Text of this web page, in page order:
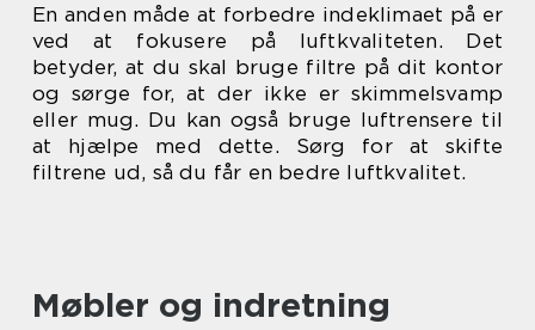
En anden måde at forbedre indeklimaet på er
ved at fokusere på luftkvaliteten. Det
betyder, at du skal bruge filtre på dit kontor
og sørge for, at der ikke er skimmelsvamp
eller mug. Du kan også bruge luftrensere til
at hjælpe med dette. Sørg for at skifte
filtrene ud, så du får en bedre luftkvalitet.
Møbler og indretning